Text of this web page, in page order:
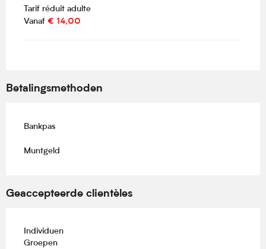
Tarif réduit adulte
Vanaf € 14,00
Betalingsmethoden
Bankpas
Muntgeld
Geaccepteerde clientèles
Individuen
Groepen